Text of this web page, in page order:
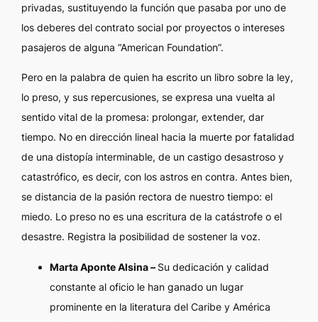
privadas, sustituyendo la función que pasaba por uno de
los deberes del contrato social por proyectos o intereses
pasajeros de alguna “American Foundation”.
Pero en la palabra de quien ha escrito un libro sobre la ley,
lo preso, y sus repercusiones, se expresa una vuelta al
sentido vital de la promesa: prolongar, extender, dar
tiempo. No en dirección lineal hacia la muerte por fatalidad
de una distopía interminable, de un castigo desastroso y
catastrófico, es decir, con los astros en contra. Antes bien,
se distancia de la pasión rectora de nuestro tiempo: el
miedo. Lo preso no es una escritura de la catástrofe o el
desastre. Registra la posibilidad de sostener la voz.
Marta Aponte Alsina – Su dedicación y calidad
constante al oficio le han ganado un lugar
prominente en la literatura del Caribe y América